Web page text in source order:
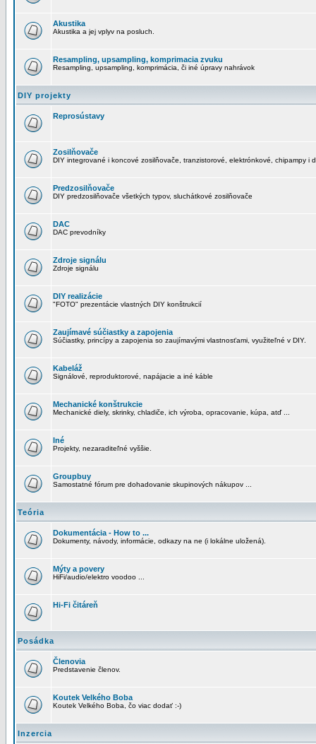
Akustika
Akustika a jej vplyv na posluch.
Resampling, upsampling, komprimacia zvuku
Resampling, upsampling, komprimácia, či iné úpravy nahrávok
DIY projekty
Reprosústavy
Zosilňovače
DIY integrované i koncové zosilňovače, tranzistorové, elektrónkové, chipampy i
Predzosilňovače
DIY predzosilňovače všetkých typov, sluchátkové zosilňovače
DAC
DAC prevodníky
Zdroje signálu
Zdroje signálu
DIY realizácie
"FOTO" prezentácie vlastných DIY konštrukcií
Zaujímavé súčiastky a zapojenia
Súčiastky, princípy a zapojenia so zaujímavými vlastnosťami, využiteľné v DIY.
Kabeláž
Signálové, reproduktorové, napájacie a iné káble
Mechanické konštrukcie
Mechanické diely, skrinky, chladiče, ich výroba, opracovanie, kúpa, atď ...
Iné
Projekty, nezaraditeľné vyššie.
Groupbuy
Samostatné fórum pre dohadovanie skupinových nákupov ...
Teória
Dokumentácia - How to ...
Dokumenty, návody, informácie, odkazy na ne (i lokálne uložená).
Mýty a povery
HiFi/audio/elektro voodoo ...
Hi-Fi čitáreň
Posádka
Členovia
Predstavenie členov.
Koutek Velkého Boba
Koutek Velkého Boba, čo viac dodať :-)
Inzercia